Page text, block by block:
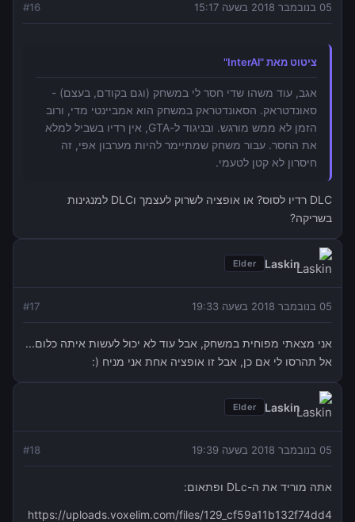
05 בנובמבר 2018 בשעה 15:17 #16
ציטוט מאת "InterAl"
אגב, עוד משהו שדי חסר לי במשחק (וגם בקודם, בעצם) -
סאונדטראק. הסאונדטראק במשחק הוא אמביינטי מדי, ורוב
הזמן לא ממש מורגש. ובניגוד ל-GTA, אין רדיו בשביל למלא
את החסר. עבור משחק שמתיימר להיות מערבון אפי, זה
חיסרון לא קטן לטעמי.
DLC רדיו לסוס? או אופציה לשרוק לעצמך וDLC למנגינות
בשריקה?
Laskin
Elder
05 בנובמבר 2018 בשעה 19:33 #17
אני מצאתי מפוחית במשחק, אבל עוד לא יכול לעשות איתה כלום...
אל תהרסו לי אם כן, אבל זו אופציה אחת אני מניח (:
Laskin
Elder
05 בנובמבר 2018 בשעה 19:39 #18
אתה מוריד את ה-DLc ופתאום:
https://uploads.voxelim.com/files/129_cf59a11b132f74dd4